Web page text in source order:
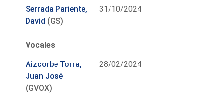
Serrada Pariente,
David (GS)
31/10/2024
Vocales
Aizcorbe Torra,
Juan José
(GVOX)
28/02/2024